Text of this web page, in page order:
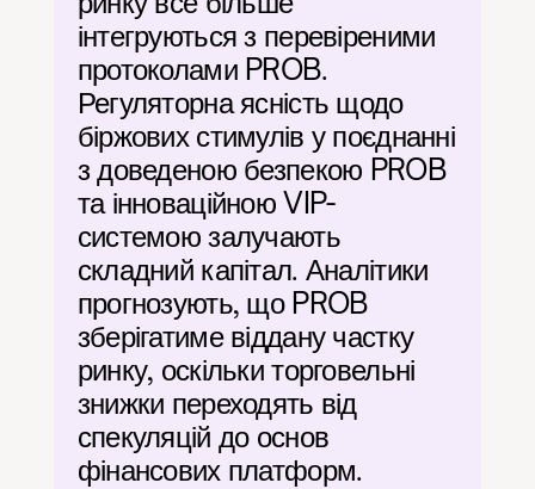
інтегруються з перевіреними
протоколами PROB.
Регуляторна ясність щодо
біржових стимулів у поєднанні
з доведеною безпекою PROB
та інноваційною VIP-
системою залучають
складний капітал. Аналітики
прогнозують, що PROB
зберігатиме віддану частку
ринку, оскільки торговельні
знижки переходять від
спекуляцій до основ
фінансових платформ.